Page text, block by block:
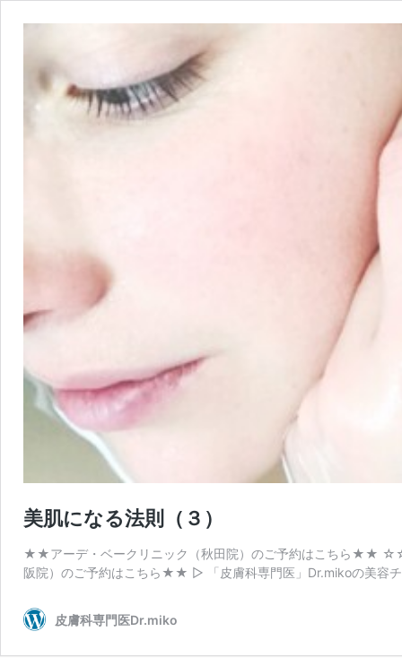
美肌になる法則（３）
★★アーデ・ベークリニック（秋田院）のご予約はこちら★★
阪院）のご予約はこちら★★ ▷ 「皮膚科専門医」Dr.mikoの美容
皮膚科専門医Dr.miko